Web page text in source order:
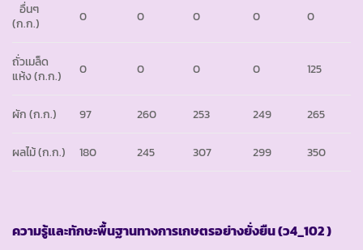
อื่นๆ
(ก.ก.)
0 0 0 0 0
ถั่วเมล็ด
แห้ง (ก.ก.)
0 0 0 0 125
ผัก (ก.ก.) 97 260 253 249 265
ผลไม้ (ก.ก.) 180 245 307 299 350
ความรู้และทักษะพื้นฐานทางการเกษตรอย่างยั่งยืน(ว4_102 )